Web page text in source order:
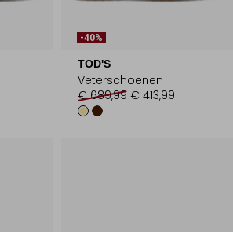
-40%
TOD'S
Veterschoenen
€ 689,99 € 413,99